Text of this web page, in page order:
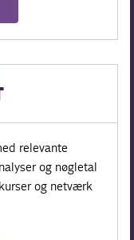
relevante
og nøgletal
og netværk